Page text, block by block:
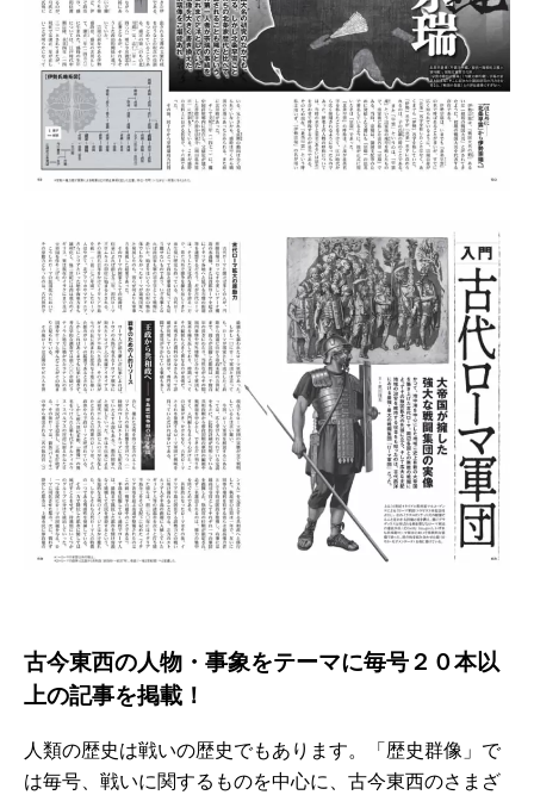
古今東西の人物・事象をテーマに毎号２０本以
上の記事を掲載！
人類の歴史は戦いの歴史でもあります。「歴史群像」で
は毎号、戦いに関するものを中心に、古今東西のさまざ